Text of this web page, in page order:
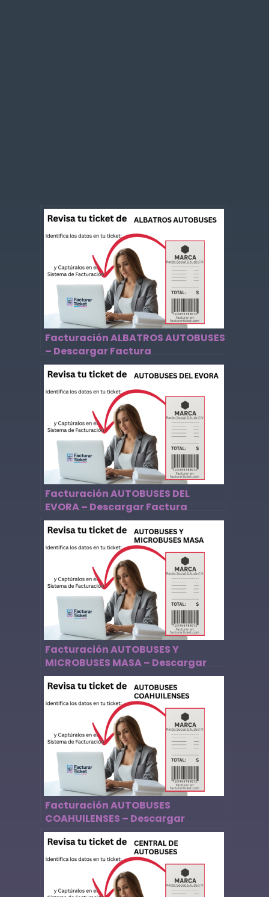
Facturación ALBATROS AUTOBUSES
– Descargar Factura
Facturación AUTOBUSES DEL
EVORA – Descargar Factura
Facturación AUTOBUSES Y
MICROBUSES MASA – Descargar
Factura
Facturación AUTOBUSES
COAHUILENSES – Descargar
Factura